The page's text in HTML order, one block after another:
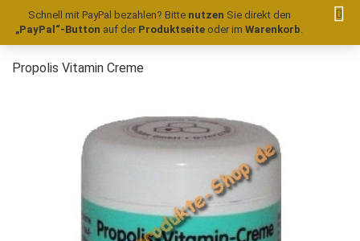
Schnell mit PayPal bezahlen? Bitte nutzen Sie direkt den
„PayPal“-Button auf der Produktseite oder im Warenkorb.
Propolis Vitamin Creme